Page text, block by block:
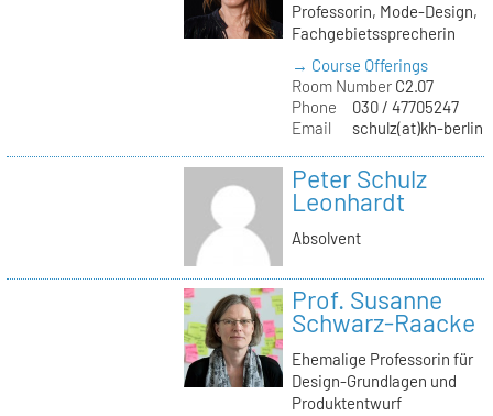
Professorin, Mode-Design,
Fachgebietssprecherin
→ Course Offerings
Room NumberC2.07
Phone
030 / 47705247
Email
schulz(at)kh-
Peter Schulz
Leonhardt
Absolvent
Prof. Susanne
Schwarz-Raacke
Ehemalige Professorin für
Design-Grundlagen und
Produktentwurf